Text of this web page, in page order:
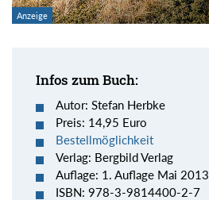
Infos zum Buch:
Autor: Stefan Herbke
Preis: 14,95 Euro
Bestellmöglichkeit
Verlag: Bergbild Verlag
Auflage: 1. Auflage Mai 2013
ISBN: 978-3-9814400-2-7